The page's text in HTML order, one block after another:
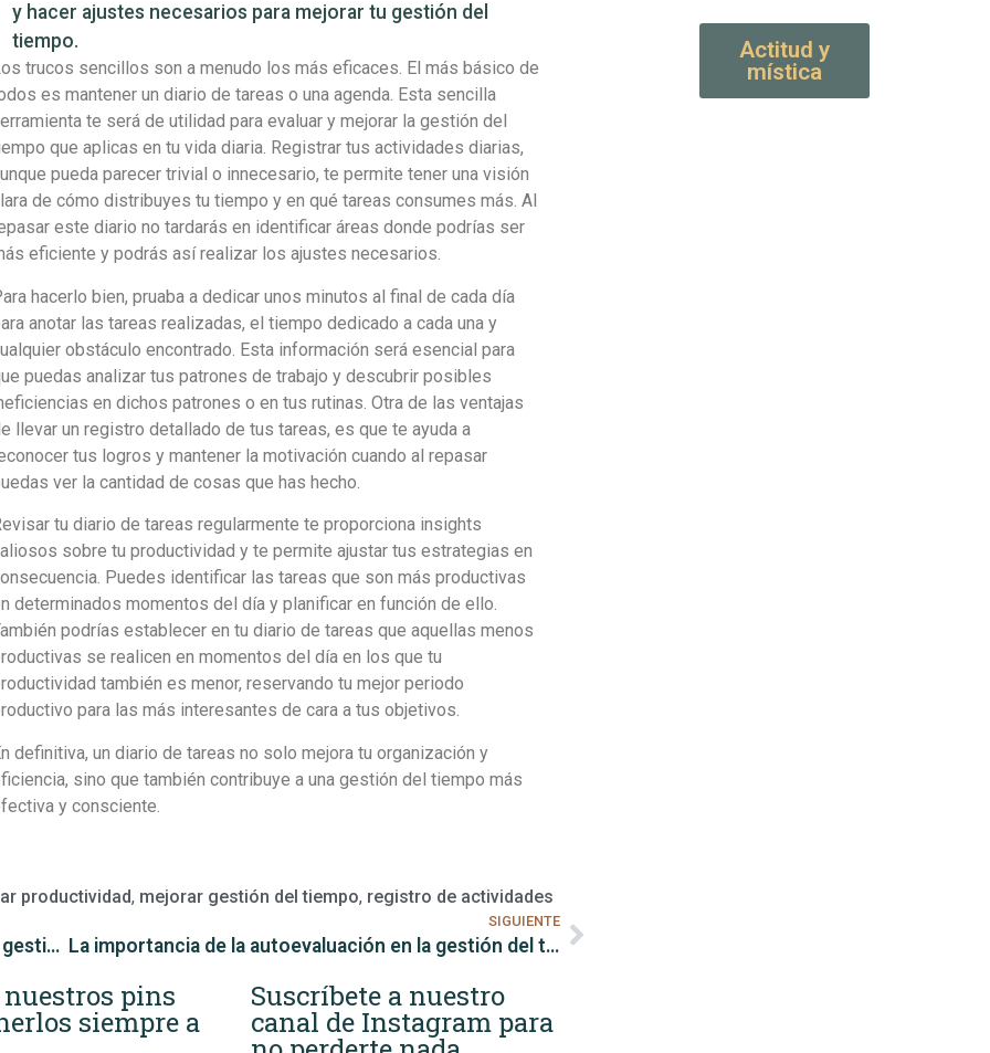
y hacer ajustes necesarios para mejorar tu gestión del
tiempo.
trucos sencillos son a menudo los más eficaces. El más básico de
es mantener un diario de tareas o una agenda. Esta sencilla
te será de utilidad para evaluar y mejorar la gestión del
que aplicas en tu vida diaria. Registrar tus actividades diarias,
pueda parecer trivial o innecesario, te permite tener una visión
de cómo distribuyes tu tiempo y en qué tareas consumes más. Al
este diario no tardarás en identificar áreas donde podrías ser
eficiente y podrás así realizar los ajustes necesarios.
hacerlo bien, pruaba a dedicar unos minutos al final de cada día
anotar las tareas realizadas, el tiempo dedicado a cada una y
obstáculo encontrado. Esta información será esencial para
puedas analizar tus patrones de trabajo y descubrir posibles
en dichos patrones o en tus rutinas. Otra de las ventajas
llevar un registro detallado de tus tareas, es que te ayuda a
tus logros y mantener la motivación cuando al repasar
ver la cantidad de cosas que has hecho.
tu diario de tareas regularmente te proporciona insights
sobre tu productividad y te permite ajustar tus estrategias en
Puedes identificar las tareas que son más productivas
determinados momentos del día y planificar en función de ello.
podrías establecer en tu diario de tareas que aquellas menos
se realicen en momentos del día en los que tu
también es menor, reservando tu mejor periodo
para las más interesantes de cara a tus objetivos.
definitiva, un diario de tareas no solo mejora tu organización y
sino que también contribuye a una gestión del tiempo más
y consciente.
productividad, mejorar gestión del tiempo, registro de actividades
Cómo usar alarmas estratégicas para una mejor gestión del tiempo
SIGUIENTE
La importancia de la autoevaluación en la gestión del tiempo
nuestros pins
siempre a
Suscríbete a nuestro
canal de Instagram para
Actitud y
mística